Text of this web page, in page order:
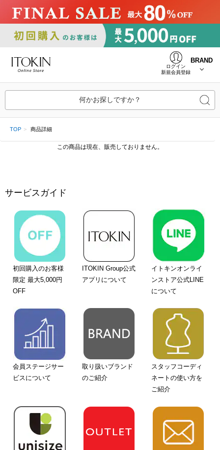
ログイン
新規会員登録
BRAND
何かお探しですか？
TOP 商品詳細
この商品は現在、販売しておりません。
サービスガイド
初回購入のお客様
限定 最大5,000円
OFF
ITOKIN Group公式
アプリについて
イトキンオンライ
ンストア公式LINE
について
会員ステージサー
ビスについて
取り扱いブランド
のご紹介
スタッフコーディ
ネートの使い方を
ご紹介